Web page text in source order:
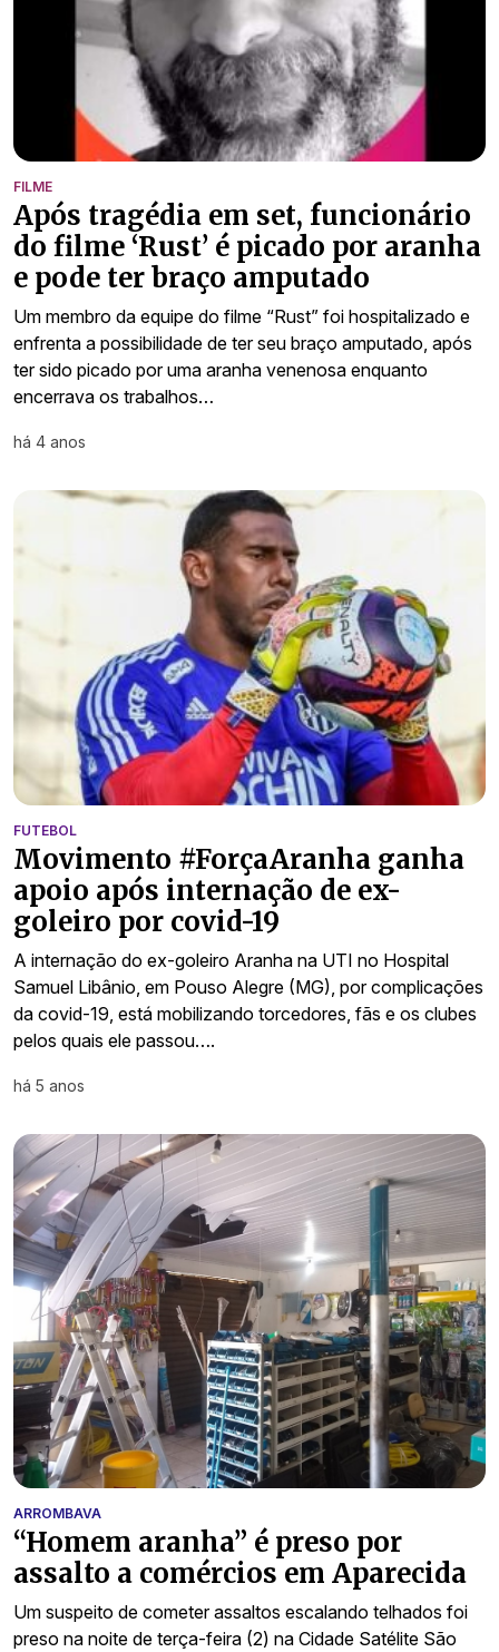
FILME
Após tragédia em set, funcionário
do filme ‘Rust’ é picado por aranha
e pode ter braço amputado
Um membro da equipe do filme “Rust” foi hospitalizado e
enfrenta a possibilidade de ter seu braço amputado, após
ter sido picado por uma aranha venenosa enquanto
encerrava os trabalhos…
há 4 anos
FUTEBOL
Movimento #ForçaAranha ganha
apoio após internação de ex-
goleiro por covid-19
A internação do ex-goleiro Aranha na UTI no Hospital
Samuel Libânio, em Pouso Alegre (MG), por complicações
da covid-19, está mobilizando torcedores, fãs e os clubes
pelos quais ele passou….
há 5 anos
ARROMBAVA
“Homem aranha” é preso por
assalto a comércios em Aparecida
Um suspeito de cometer assaltos escalando telhados foi
preso na noite de terça-feira (2) na Cidade Satélite São